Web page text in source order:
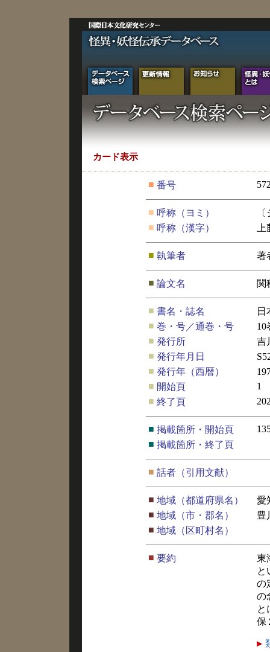
カード表示
■ 番号
■ 呼称（ヨミ）
■ 呼称（漢字）
■ 執筆者 著
■ 論文名 関
■ 書名・誌名
日
■ 巻・号／通巻・号
10
■ 発行所
吉
■ 発行年月日
■ 発行年（西暦）
■ 開始頁
1
■ 終了頁
■ 掲載箇所・開始頁
■ 掲載箇所・終了頁
■ 話者（引用文献）
■ 地域（都道府県名）
愛
■ 地域（市・郡名）
豊
■ 地域（区町村名）
■ 要約
東
と
の
の
と
保